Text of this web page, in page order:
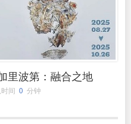
里波第：融合之地
间 0 分钟